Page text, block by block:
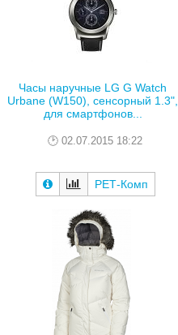
Часы наручные LG G Watch
Urbane (W150), сенсорный 1.3",
для смартфонов...
02.07.2015 18:22
РЕТ-Комп